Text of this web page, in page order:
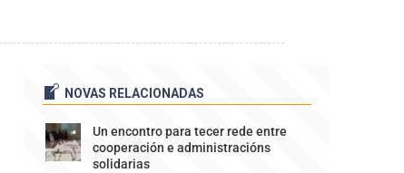
NOVAS RELACIONADAS
Un encontro para tecer rede entre
cooperación e administracións
solidarias